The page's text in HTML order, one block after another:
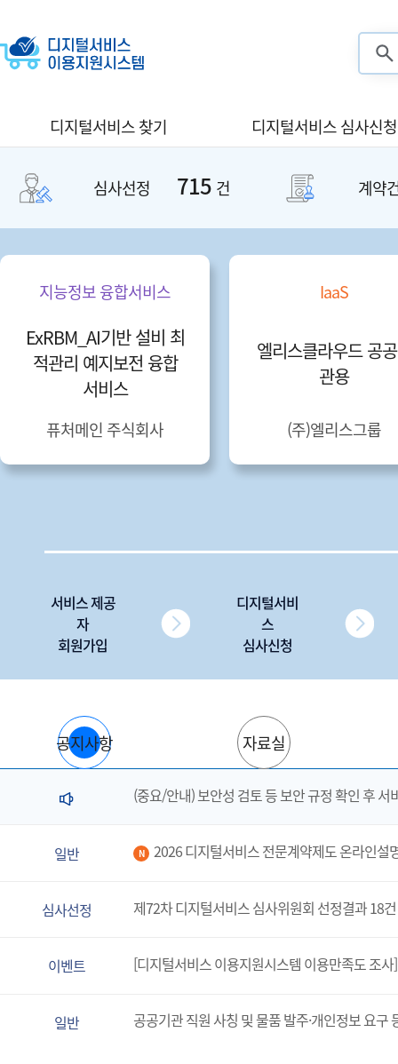
디지털서비스 찾기 디지털서비스 심사신청
심사선정 715 건 계약
지능정보 융합서비스
ExRBM_AI기반 설비 최
적관리 예지보전 융합
서비스
퓨처메인 주식회사
IaaS
엘리스클라우드 공
관용
(주)엘리스그룹
서비스 제공
자
회원가입
디지털서비
스
심사신청
공지사항 자료실
(중요/안내) 보안성 검토 등 보안 규정 확인 후 서
일반 N 2026 디지털서비스 전문계약제도 온라인설
심사선정 제72차 디지털서비스 심사위원회 선정결과 18건
이벤트 [디지털서비스 이용지원시스템 이용만족도 조
일반 공공기관 직원 사칭 및 물품 발주·개인정보 요구